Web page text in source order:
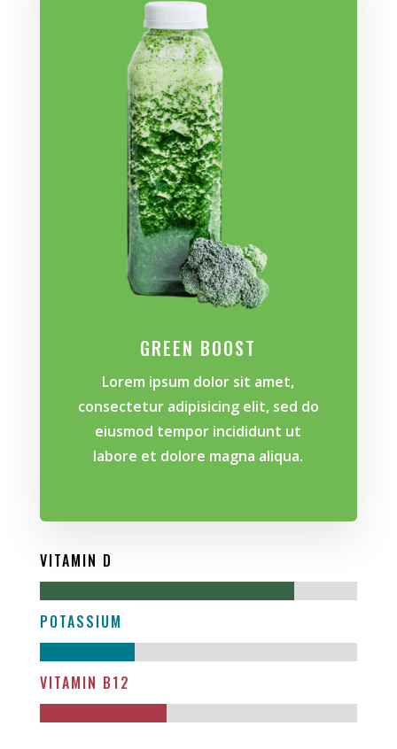
GREEN BOOST
Lorem ipsum dolor sit amet,
consectetur adipisicing elit, sed do
eiusmod tempor incididunt ut
labore et dolore magna aliqua.
VITAMIN D
POTASSIUM
VITAMIN B12